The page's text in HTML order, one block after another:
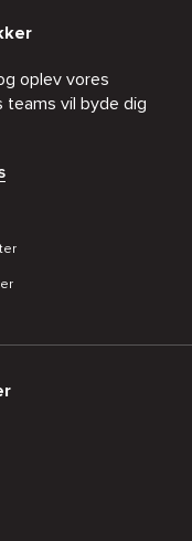
oplev vores
teams vil byde dig